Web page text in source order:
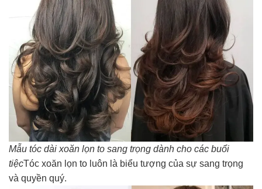
Mẫu tóc dài xoăn lọn to sang trọng dành cho các buổi
tiệcTóc xoăn lọn to luôn là biểu tượng của sự sang trọng
và quyền quý.